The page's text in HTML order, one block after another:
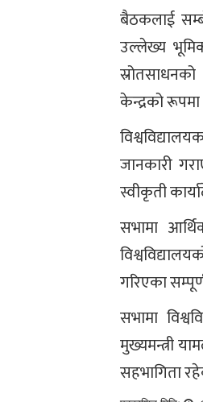
बैठकलाई
उल्लेख्य
केन्द्रको रूपमा
जानकारी
स्वीकृती
सभामा
गरिएका
सभामा
मुख्यमन्त्री
सहभागिता